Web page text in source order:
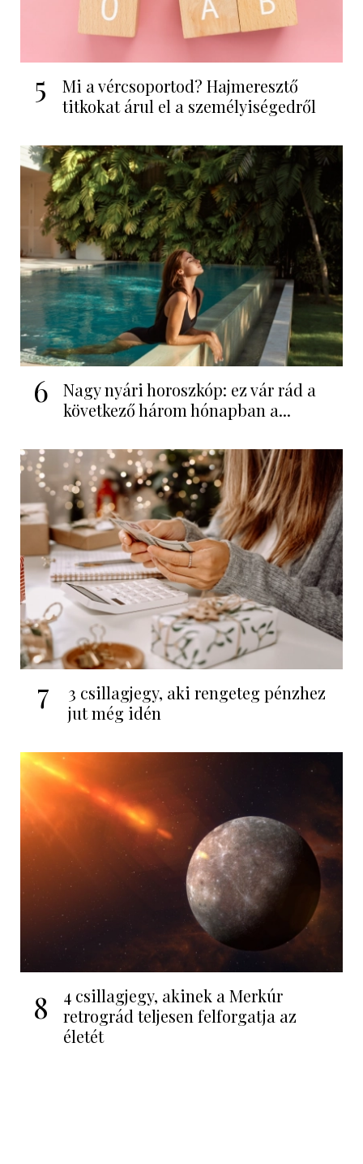
5
Mi a vércsoportod? Hajmeresztő
titkokat árul el a személyiségedről
6
Nagy nyári horoszkóp: ez vár rád a
következő három hónapban a...
7
3 csillagjegy, aki rengeteg pénzhez
jut még idén
8
4 csillagjegy, akinek a Merkúr
retrográd teljesen felforgatja az
életét